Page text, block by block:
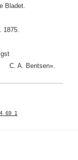
Bladet.
C. A. Bentsen».